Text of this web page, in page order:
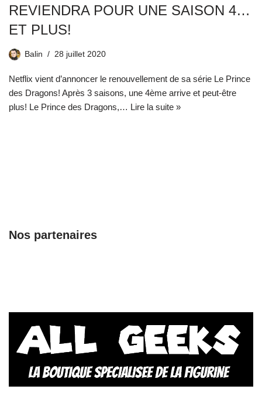
REVIENDRA POUR UNE SAISON 4…
ET PLUS!
Balin 28 juillet 2020
Netflix vient d’annoncer le renouvellement de sa série Le Prince
des Dragons! Après 3 saisons, une 4ème arrive et peut-être
plus! Le Prince des Dragons,… Lire la suite »
Nos partenaires